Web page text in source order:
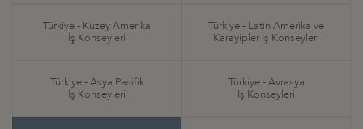
Türkiye - Kuzey Amerika
İş Konseyleri
Türkiye - Latin Amerika ve
Karayipler İş Konseyleri
Türkiye - Asya Pasifik
İş Konseyleri
Türkiye - Avrasya
İş Konseyleri